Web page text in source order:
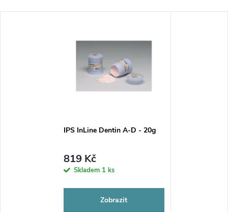
IPS InLine Dentin A-D - 20g
819 Kč
Skladem 1 ks
Zobrazit